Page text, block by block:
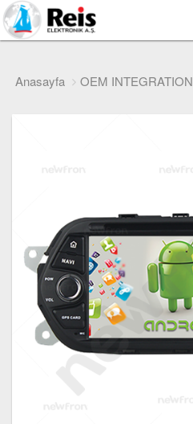
Anasayfa OEM INTEGRATION